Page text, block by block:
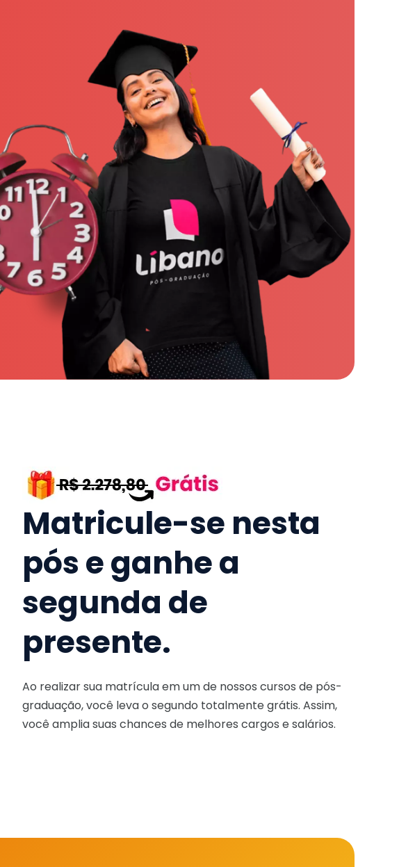
Matricule-se nesta
pós e ganhe a
segunda de
presente.
Ao realizar sua matrícula em um de nossos cursos de pós-
graduação, você leva o segundo totalmente grátis. Assim,
você amplia suas chances de melhores cargos e salários.